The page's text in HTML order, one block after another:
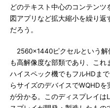
どのテキスト中心のコンテン
図アプリなど拡大縮小を繰り
だろう。
2560×1440ピクセルという解
も高解像度な部類であり、こ
ハイスペック機でもフルHDま
らサイズのデバイスでWQHD
が分かる。このディスプレイは